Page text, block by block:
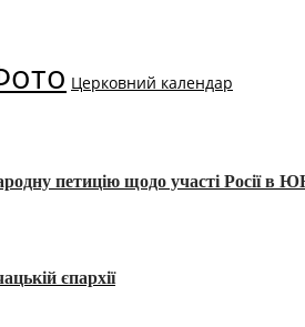
Церковний календар
петицію щодо участі Росії
єпархії